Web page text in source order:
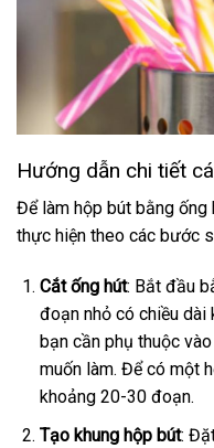
Hướng dẫn chi tiết
Để làm hộp bút bằng ống
thực hiện theo các bước
Cắt ống hút: Bắt đầu
đoạn nhỏ có chiều
bạn cần phụ thuộc
muốn làm. Để có một
khoảng 20-30 đoạn.
Tạo khung hộp bút: